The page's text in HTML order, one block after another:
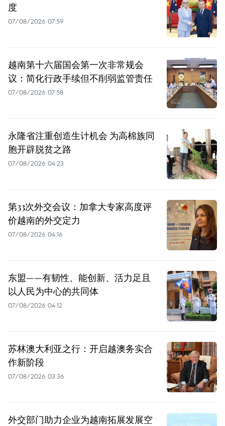
度
07/08/2026 07:59
越南第十六届国会第一次非常规会
议：简化行政手续但不削弱监管责任
07/08/2026 07:58
永隆省注重创造生计机会 为高棉族同
胞开辟脱贫之路
07/08/2026 04:23
第33次外交会议：加拿大专家高度评
价越南的外交定力
07/08/2026 04:16
东盟——有韧性、能创新、活力足且
以人民为中心的共同体
07/08/2026 04:12
苏林澳大利亚之行：开启越澳务实合
作新阶段
07/08/2026 03:36
外交部门助力企业为越南拓展发展空